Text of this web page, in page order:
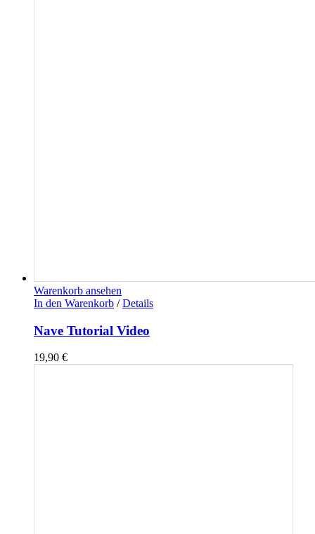
Warenkorb ansehen
In den Warenkorb / Details
Nave Tutorial Video
19,90 €